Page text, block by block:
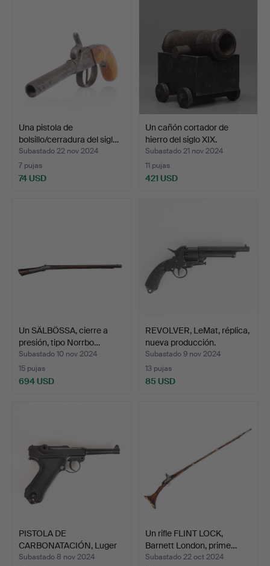
Una pistola de
bolsillo/cerradura del sigl…
Subastado 22 nov 2024
7 pujas
74 USD
Un cañón cortador de
hierro del siglo XIX.
Subastado 21 nov 2024
11 pujas
421 USD
Un SÄLBÖSSA, cierre a
presión, tipo Norrbo…
Subastado 10 nov 2024
15 pujas
694 USD
REVOLVER, LeMat, réplica,
nueva producción.
Subastado 9 nov 2024
13 pujas
85 USD
PISTOLA DE
CARBONATACIÓN, Luger
P08, Umare…
Subastado 8 nov 2024
Un rifle FLINT LOCK,
Barnett London, prime…
Subastado 22 oct 2024